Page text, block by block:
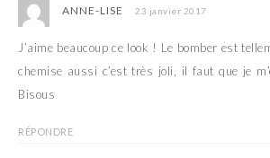
ANNE-LISE 23 janvier 2017
J’aime beaucoup ce look ! Le bomber est
chemise aussi c’est très joli, il faut que je
Bisous
RÉPONDRE